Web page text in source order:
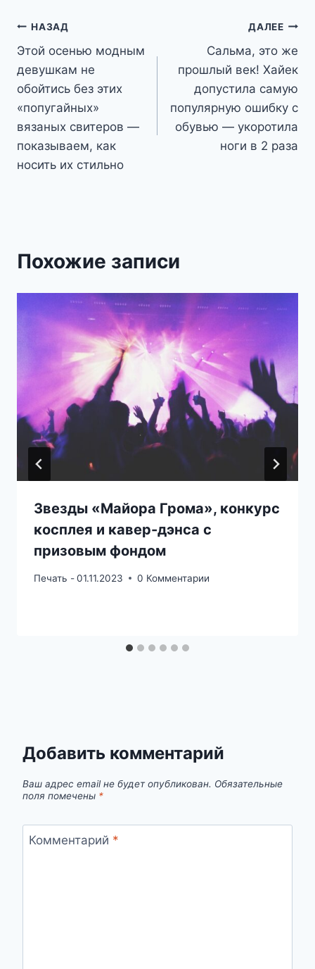
Навигация
по
записям
НАЗАД
Этой осенью модным
девушкам не
обойтись без этих
«попугайных»
вязаных свитеров —
показываем, как
носить их стильно
ДАЛЕЕ
Сальма, это же
прошлый век! Хайек
допустила самую
популярную ошибку с
обувью — укоротила
ноги в 2 раза
Похожие записи
Звезды «Майора Грома», конкурс
косплея и кавер-дэнса с
призовым фондом
Печать -01.11.2023 0 Комментарии
Добавить комментарий
Ваш адрес email не будет опубликован. Обязательные
поля помечены *
Комментарий *